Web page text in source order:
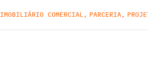
IMOBILIÁRIO COMERCIAL , PARCERIA,